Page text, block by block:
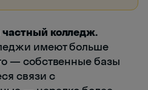
частный колледж.
имеют больше
— собственные базы
связи с